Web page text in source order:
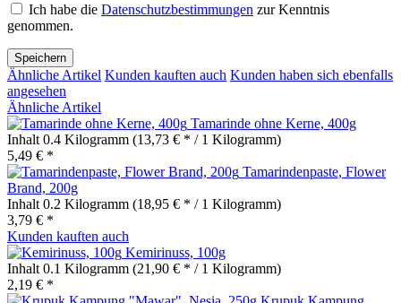
Ich habe die Datenschutzbestimmungen zur Kenntnis
genommen.
Speichern
Ähnliche Artikel Kunden kauften auch Kunden haben sich ebenfalls
angesehen
Ähnliche Artikel
Tamarinde ohne Kerne, 400g
Inhalt 0.4 Kilogramm (13,73 € * / 1 Kilogramm)
5,49 € *
Tamarindenpaste, Flower
Brand, 200g
Inhalt 0.2 Kilogramm (18,95 € * / 1 Kilogramm)
3,79 € *
Kunden kauften auch
Kemirinuss, 100g
Inhalt 0.1 Kilogramm (21,90 € * / 1 Kilogramm)
2,19 € *